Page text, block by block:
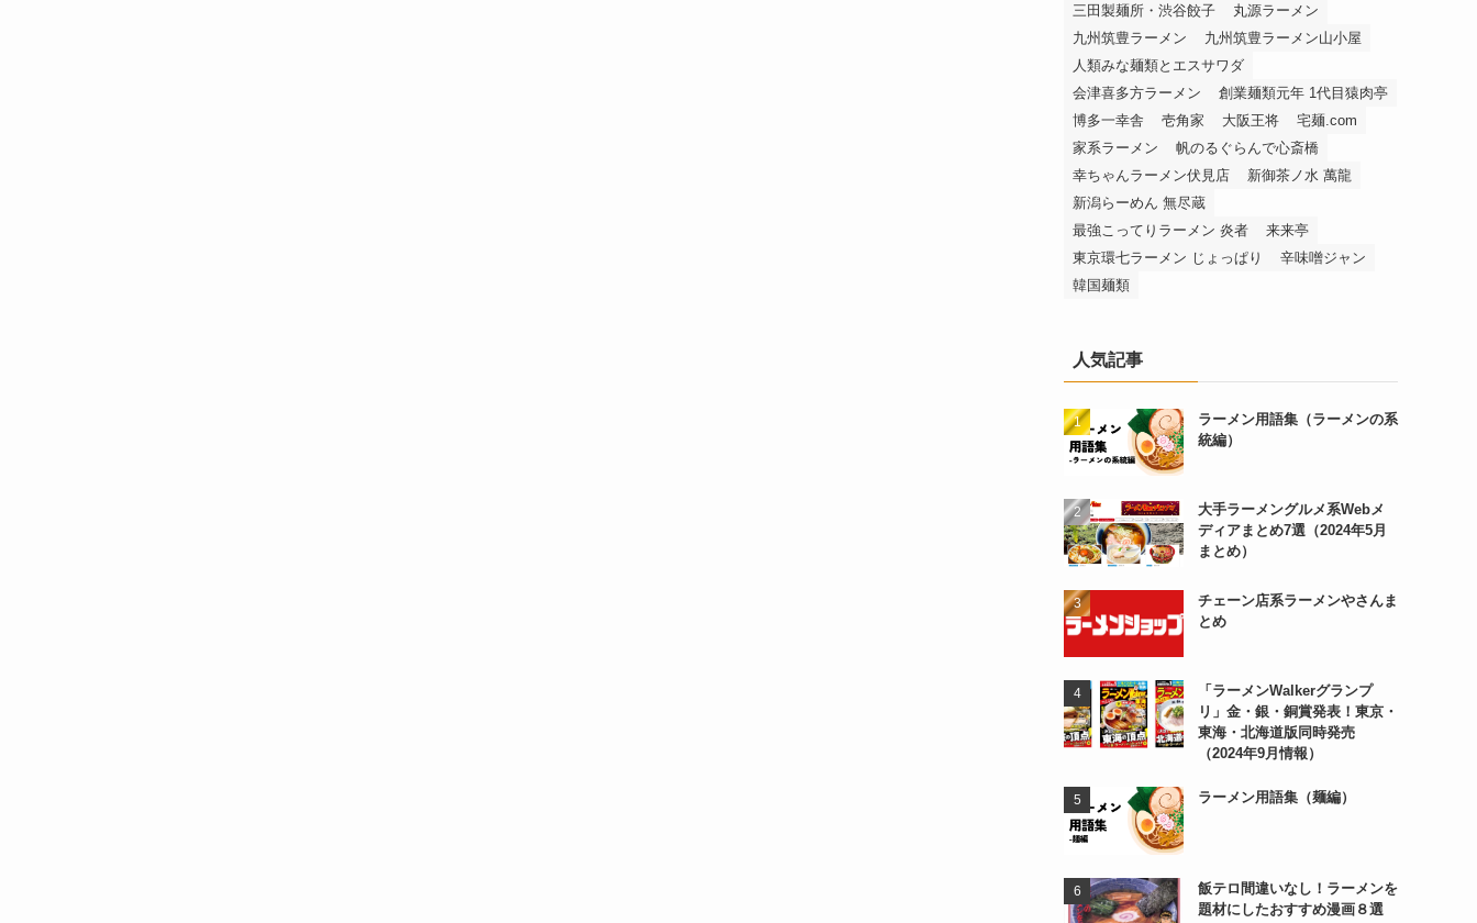
三田製麺所・渋谷餃子
丸源ラーメン
九州筑豊ラーメン
九州筑豊ラーメン山小屋
人類みな麺類とエスサワダ
会津喜多方ラーメン
創業麺類元年 1代目猿肉亭
博多一幸舎
壱角家 大阪王将
宅麺.com
家系ラーメン
帆のるぐらんで心斎橋
幸ちゃんラーメン伏見店
新御茶ノ水 萬龍
新潟らーめん 無尽蔵
最強こってりラーメン 炎者
来来亭
東京環七ラーメン じょっぱり
辛味噌ジャン
韓国麺類
人気記事
ラーメン用語集（ラーメンの系
統編）
大手ラーメングルメ系Webメ
ディアまとめ7選（2024年5月
まとめ）
チェーン店系ラーメンやさんま
とめ
「ラーメンWalkerグランプ
リ」金・銀・銅賞発表！東京・
東海・北海道版同時発売
（2024年9月情報）
ラーメン用語集（麺編）
飯テロ間違いなし！ラーメンを
題材にしたおすすめ漫画８選